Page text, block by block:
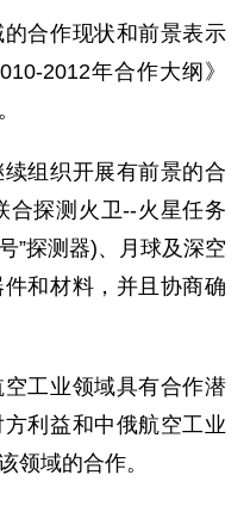
合作现状和前景表示
2012年合作大纲》
组织开展有前景的合
合探测火卫--火星任务
”探测器)、月球及深空
和材料，并且协商确
工业领域具有合作潜
利益和中俄航空工业
领域的合作。